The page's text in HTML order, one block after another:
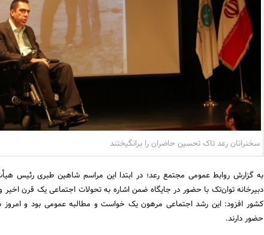
سخنرانان رعد تاک تحسین حاضران را برانگیختند
به گزارش روابط‌ عمومی مجتمع رعد؛ در ابتدا این مراسم شاهین طبری رئیس
دبیرخانه توان‌­تک با حضور در جایگاه ضمن اشاره به تحولات اجتماعی یک قرن اخیر
کشور افزود: این رشد اجتماعی مرهون یک خواست و مطالبه عمومی بود و امروز
حضور دارند.